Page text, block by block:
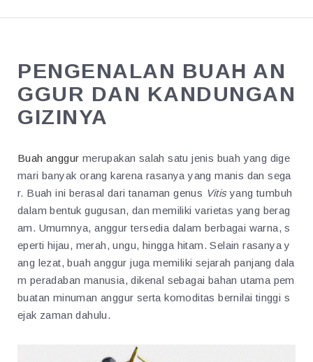
PENGENALAN BUAH AN
GGUR DAN KANDUNGAN
GIZINYA
Buah anggur merupakan salah satu jenis buah yang dige
mari banyak orang karena rasanya yang manis dan sega
r. Buah ini berasal dari tanaman genus Vitisyang tumbuh
dalam bentuk gugusan, dan memiliki varietas yang berag
am. Umumnya, anggur tersedia dalam berbagai warna, s
eperti hijau, merah, ungu, hingga hitam. Selain rasanya y
ang lezat, buah anggur juga memiliki sejarah panjang dala
m peradaban manusia, dikenal sebagai bahan utama pem
buatan minuman anggur serta komoditas bernilai tinggi s
ejak zaman dahulu.